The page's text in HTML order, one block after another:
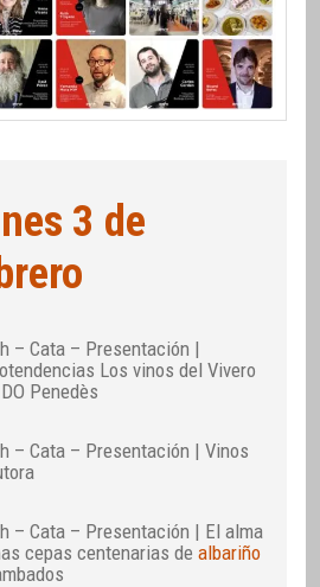
3 de
– Cata – Presentación |
Los vinos del Vivero
Penedès
– Cata – Presentación | Vinos
– Cata – Presentación | El alma
cepas centenarias dealbariño